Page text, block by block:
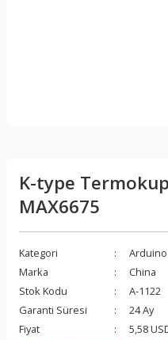
K-type
MAX6675
Kategori
Arduino
Marka
China
Stok Kodu
A-1122
Garanti Süresi
24 Ay
Fiyat
5,58